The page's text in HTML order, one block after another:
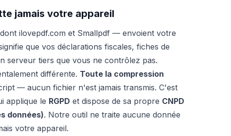
jamais votre appareil
ilovepdf.com et Smallpdf — envoient votre
que vos déclarations fiscales, fiches de
serveur tiers que vous ne contrôlez pas.
différente. Toute la compression
— aucun fichier n'est jamais transmis. C'est
applique le RGPD et dispose de sa propre CNPD
données). Notre outil ne traite aucune donnée
votre appareil.